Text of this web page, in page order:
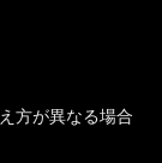
方が異なる場合